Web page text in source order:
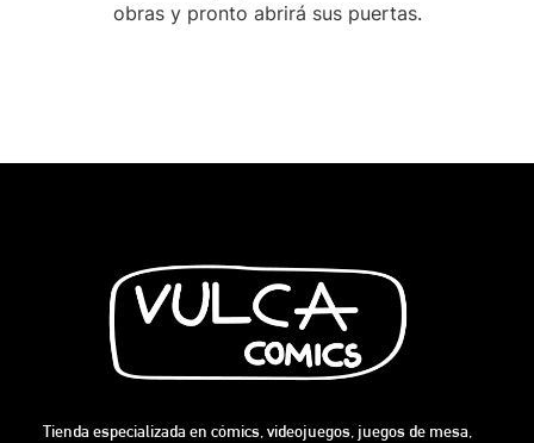
obras y pronto abrirá sus puertas.
Tienda especializada en cómics, videojuegos, juegos de mesa,